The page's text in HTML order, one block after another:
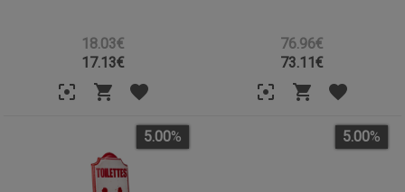
18.03€
17.13€
76.96€
73.11€
5.00% 5.00%